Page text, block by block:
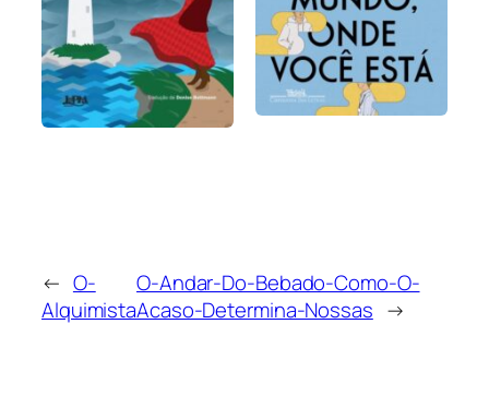
← O-
Alquimista
O-Andar-Do-Bebado-Como-O-
Acaso-Determina-Nossas →